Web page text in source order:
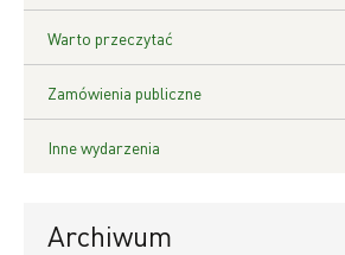
Warto przeczytać
Zamówienia publiczne
Inne wydarzenia
Archiwum